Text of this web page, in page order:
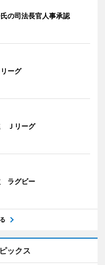
の司法長官人事承認
ーグ
Ｊリーグ
ラグビー
ックス